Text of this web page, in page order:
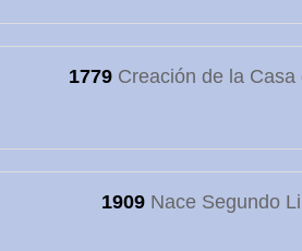
1779Creación de la Casa
1909 Nace Segundo